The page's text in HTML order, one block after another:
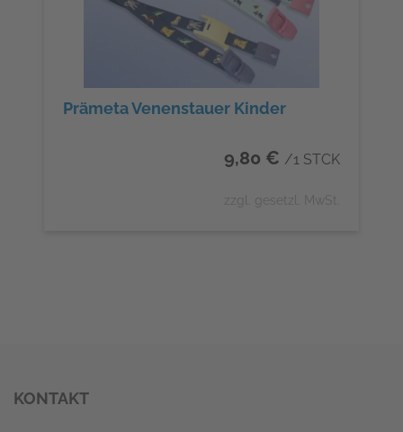
Prämeta Venenstauer Kinder
9,80 € /1 STCK
zzgl. gesetzl. MwSt.
KONTAKT